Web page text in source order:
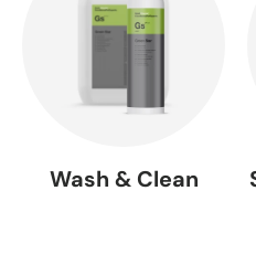
Wash & Clean